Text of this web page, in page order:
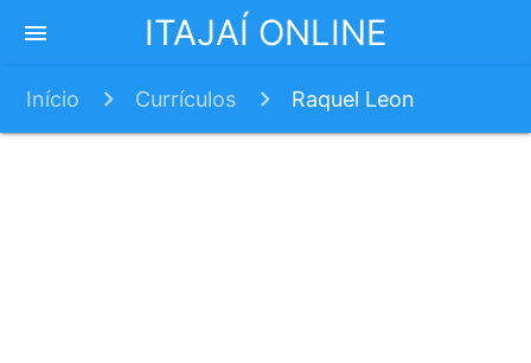
ITAJAÍ ONLINE
menu
Início Currículos Raquel Leon